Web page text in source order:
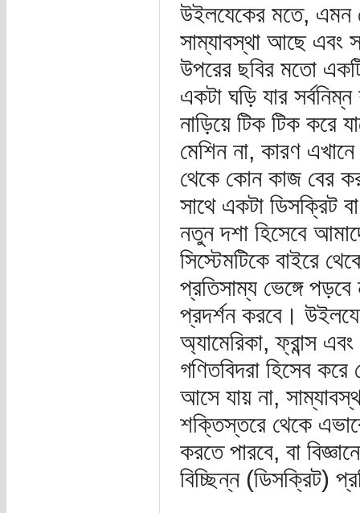
উইলযেকের মতে, এমন
সাম্যাবস্থা আছে এবং
উপরের ছবির মতো
একটা ঘড়ি যার
নাড়িয়ে টিক টিক করে
মেশিন না, কারণ
থেকে কোন কাজ বের
সাথে একটা ডিসক্রিট
নতুন দশা হিসেবে
সিস্টেমটিকে বাইরে
প্রতিসাম্য ভেঙ্গে পড়বে
প্রদর্শন করবে।
অ্যামেরিকা, ফ্রান্স এবং
গণিতবিদরা হিসেব করে
আসে যায় না,
শক্তিস্তরে থেকে
করতে পারবে, বা
বিচ্ছিন্ন (ডিসক্রিট)